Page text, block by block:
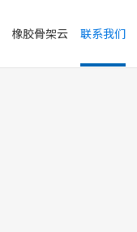
橡胶骨架云 联系我们